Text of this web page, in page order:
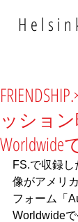
ッション
Worldwide
FS.で収録
像がアメリ
フォーム「
Worldwideで